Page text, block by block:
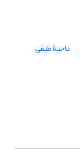
ناحیۀ طیفی